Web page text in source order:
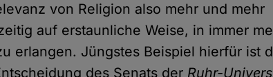
von Religion also mehr und mehr
auf erstaunliche Weise, in immer
erlangen. Jüngstes Beispiel hierfür ist
des Senats der Ruhr-